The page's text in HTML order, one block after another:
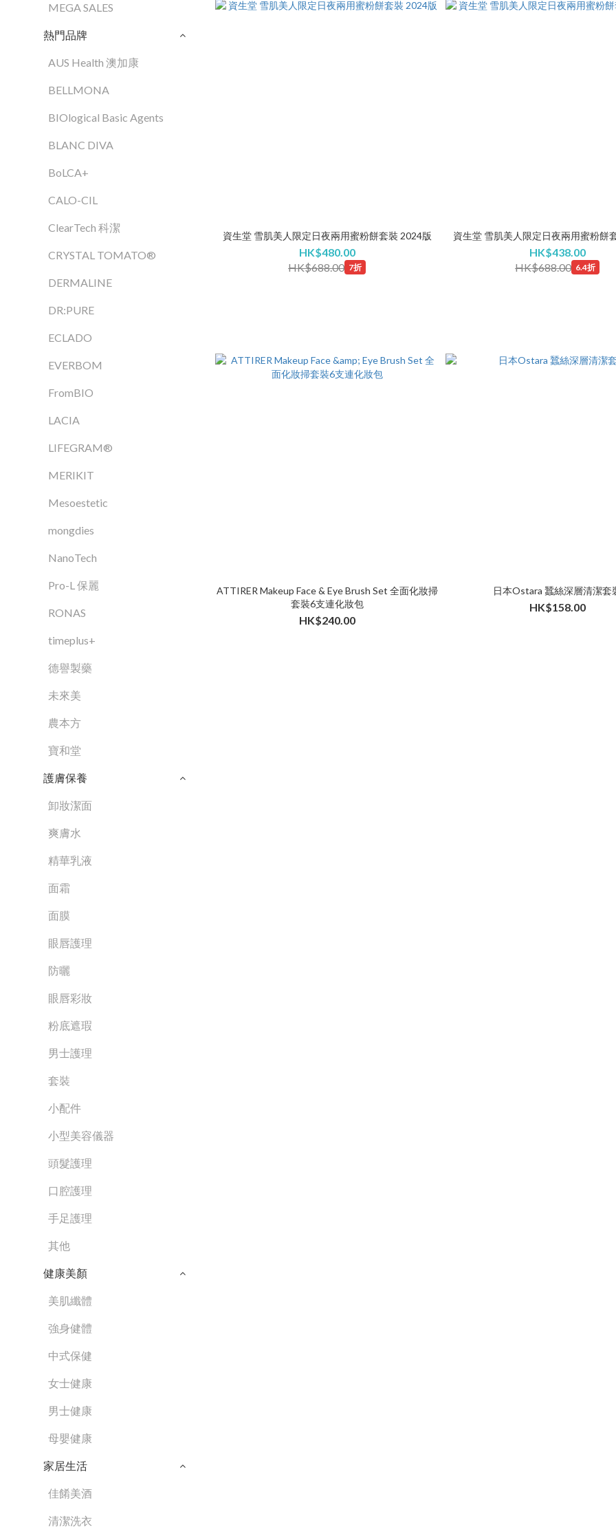
MEGA SALES
熱門品牌
AUS Health 澳加康
BELLMONA
BIOlogical Basic Agents
BLANC DIVA
BoLCA+
CALO-CIL
ClearTech 科潔
CRYSTAL TOMATO®
DERMALINE
DR:PURE
ECLADO
EVERBOM
FromBIO
LACIA
LIFEGRAM®
MERIKIT
Mesoestetic
mongdies
NanoTech
Pro-L 保麗
RONAS
timeplus+
德譽製藥
未來美
農本方
寶和堂
護膚保養
卸妝潔面
爽膚水
精華乳液
面霜
面膜
眼唇護理
防曬
眼唇彩妝
粉底遮瑕
男士護理
套裝
小配件
小型美容儀器
頭髮護理
口腔護理
手足護理
其他
健康美顏
美肌纖體
強身健體
中式保健
女士健康
男士健康
母嬰健康
家居生活
佳餚美酒
清潔洗衣
資生堂 雪肌美人限定日夜兩用蜜粉餅套裝 2024版
HK$480.00
HK$688.00 7折
資生堂 雪肌美人限定日夜兩用蜜粉餅
HK$438.00
HK$688.00 6.4折
ATTIRER Makeup Face & Eye Brush Set 全面化妝掃
套裝6支連化妝包
HK$240.00
日本Ostara 蠶絲深層清潔套
HK$158.00